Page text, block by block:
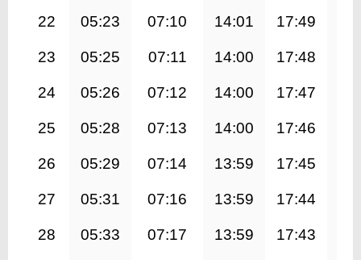
22 05:23 07:10 14:01 17:49
23 05:25 07:11 14:00 17:48
24 05:26 07:12 14:00 17:47
25 05:28 07:13 14:00 17:46
26 05:29 07:14 13:59 17:45
27 05:31 07:16 13:59 17:44
28 05:33 07:17 13:59 17:43